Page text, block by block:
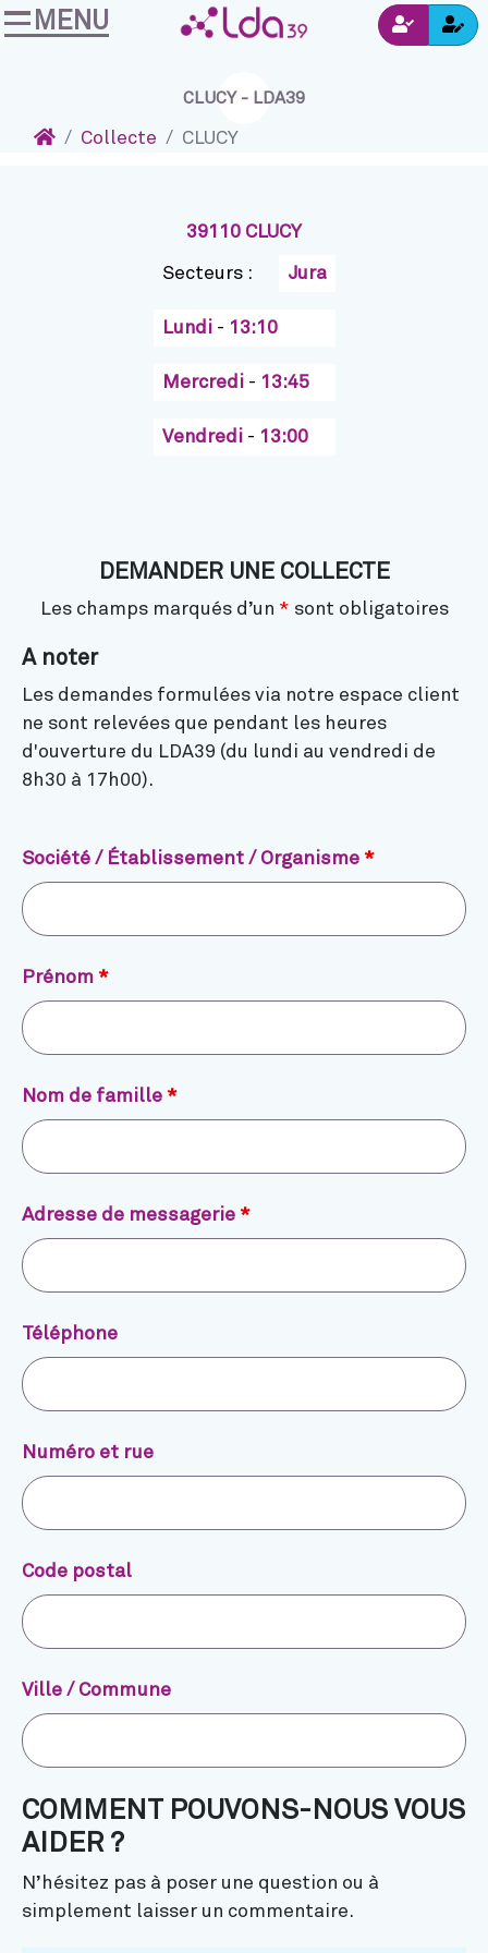
Accéder au contenu
Connexion
MENU
CLUCY - LDA39
AccueilCollecte CLUCY
39110 CLUCY
Secteurs : Jura
Lundi - 13:10
Mercredi - 13:45
Vendredi - 13:00
DEMANDER UNE COLLECTE
Les champs marqués d’un * sont obligatoires
A noter
Les demandes formulées via notre espace client
ne sont relevées que pendant les heures
d'ouverture du LDA39 (du lundi au vendredi de
8h30 à 17h00).
Société / Établissement / Organisme *
Prénom *
Nom de famille *
Adresse de messagerie *
Téléphone
Numéro et rue
Code postal
Ville / Commune
COMMENT POUVONS-NOUS VOUS
AIDER ?
N’hésitez pas à poser une question ou à
simplement laisser un commentaire.